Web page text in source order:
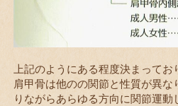
上記のようにある程度決まってお
肩甲骨は他のの関節と性質が異
りながらあらゆる方向に関節運動